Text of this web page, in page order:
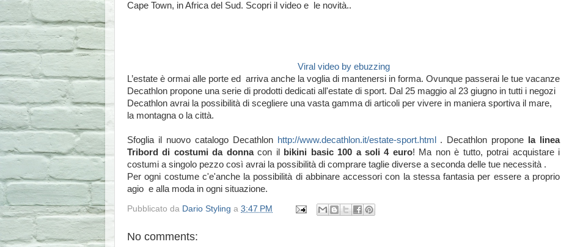
Cape Town, in Africa del Sud. Scopri il video e le novità..
Viral video by ebuzzing
L’estate è ormai alle porte ed arriva anche la voglia di mantenersi in forma. Ovunque passerai le tue vacanze
Decathlon propone una serie di prodotti dedicati all'estate di sport. Dal 25 maggio al 23 giugno in tutti i negozi
Decathlon avrai la possibilità di scegliere una vasta gamma di articoli per vivere in maniera sportiva il mare,
la montagna o la città.
Sfoglia il nuovo catalogo Decathlon http://www.decathlon.it/estate-sport.html . Decathlon propone
la linea
Tribord di costumi da donnacon il bikini basic 100 a soli 4 euro! Ma non è tutto, potrai acquistare i
costumi a singolo pezzo così avrai la possibilità di comprare taglie diverse a seconda delle tue necessità .
Per ogni costume c'e'anche la possibilità di abbinare accessori con la stessa fantasia per essere a proprio
agio e alla moda in ogni situazione.
Pubblicato da Dario Styling a 3:47 PM
No comments: